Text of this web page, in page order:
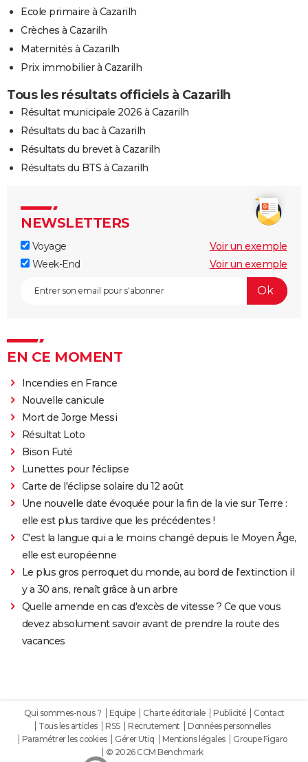
Ecole primaire à Cazarilh
Crèches à Cazarilh
Maternités à Cazarilh
Prix immobilier à Cazarilh
Tous les résultats officiels à Cazarilh
Résultat municipale 2026 à Cazarilh
Résultats du bac à Cazarilh
Résultats du brevet à Cazarilh
Résultats du BTS à Cazarilh
NEWSLETTERS
Voyage
Voir un exemple
Week-End
Voir un exemple
EN CE MOMENT
Incendies en France
Nouvelle canicule
Mort de Jorge Messi
Résultat Loto
Bison Futé
Lunettes pour l'éclipse
Carte de l'éclipse solaire du 12 août
Une nouvelle date évoquée pour la fin de la vie sur Terre :
elle est plus tardive que les précédentes !
C'est la langue qui a le moins changé depuis le Moyen Âge,
elle est européenne
Le plus gros perroquet du monde, au bord de l'extinction il
y a 30 ans, renaît grâce à un arbre
Quelle amende en cas d'excès de vitesse ? Ce que vous
devez absolument savoir avant de prendre la route des
vacances
Qui sommes-nous ? Equipe Charte éditoriale Publicité
Contact
Tous les articles
RSS Recrutement
Données personnelles
Paramétrer les cookies
Gérer Utiq Mentions légales
Groupe Figaro
© 2026 CCM Benchmark